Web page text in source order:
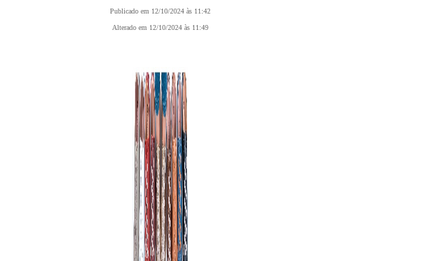
Publicado em 12/10/2024 às 11:42
Alterado em 12/10/2024 às 11:49